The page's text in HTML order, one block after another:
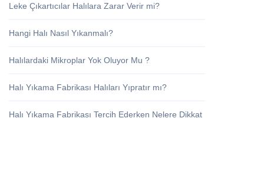
Leke Çıkartıcılar Halılara Zarar Verir mi?
Hangi Halı Nasıl Yıkanmalı?
Halılardaki Mikroplar Yok Oluyor Mu ?
Halı Yıkama Fabrikası Halıları Yıpratır mı?
Halı Yıkama Fabrikası Tercih Ederken Nelere Dikkat